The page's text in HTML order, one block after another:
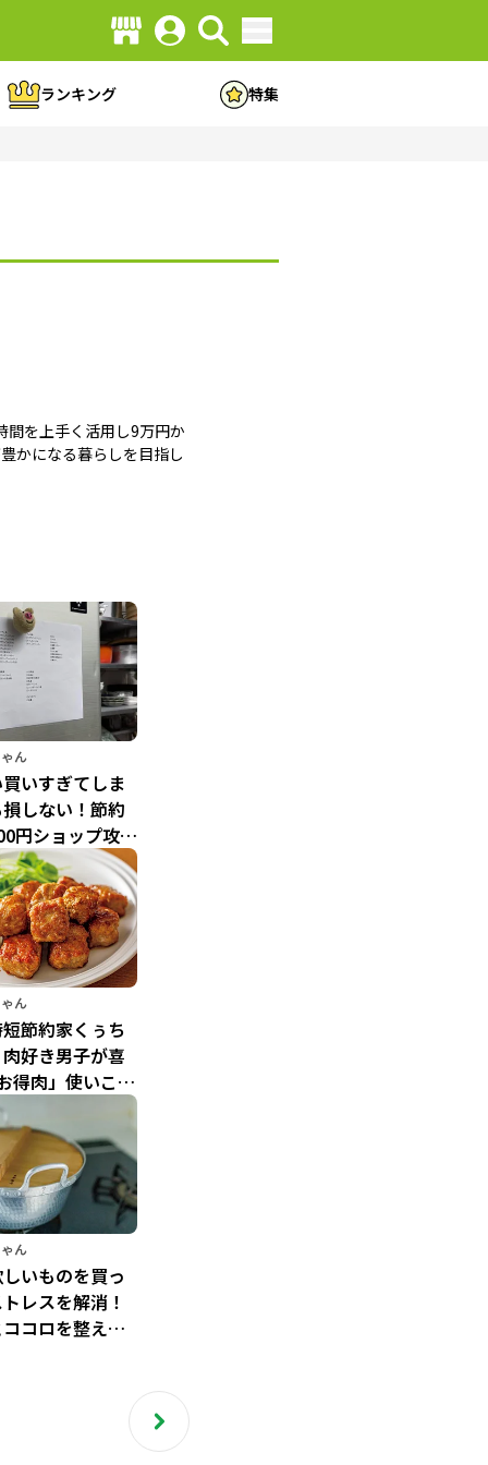
ランキング 特集
間を上手く活用し9万円か
かになる暮らしを目指し
ん
いすぎてしま
しない！節約
円ショップ攻略
約家くぅちゃ
ん
節約家くぅち
好き男子が喜
得肉」使いこな
シピ
ん
いものを買っ
レスを解消！
コロを整える